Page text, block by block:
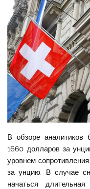
В обзоре аналитиков
1660 долларов за
уровнем
за унцию. В случае
начаться